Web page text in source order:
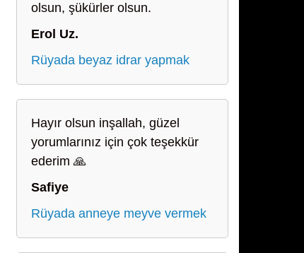
olsun, şükürler olsun.
Erol Uz.
Rüyada beyaz idrar yapmak
Hayır olsun inşallah, güzel
yorumlarınız için çok teşekkür
ederim 🙏
Safiye
Rüyada anneye meyve vermek